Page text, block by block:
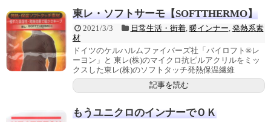
東レ・ソフトサーモ【SOFTTHERMO】
2021/3/3 日常生活・街着, 暖インナー, 発熱系素
材
ドイツのケルハルムファイバーズ社「バイロフト®レ
ーヨン」と 東レ(株)のマイクロ抗ピルアクリルをミッ
クスした東レ(株)のソフトタッチ発熱保温繊維
記事を読む
もうユニクロのインナーでＯＫ